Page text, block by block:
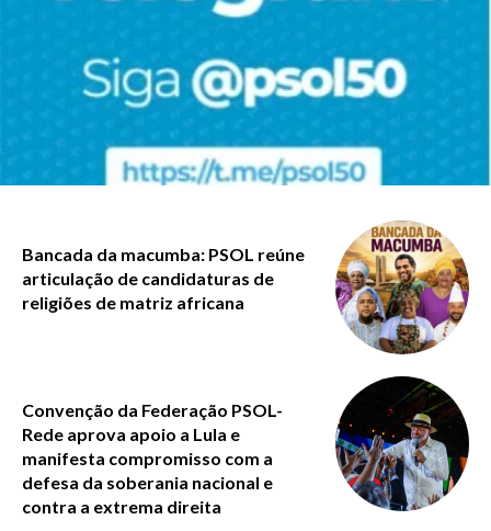
Bancada da macumba: PSOL reúne
articulação de candidaturas de
religiões de matriz africana
Convenção da Federação PSOL-
Rede aprova apoio a Lula e
manifesta compromisso com a
defesa da soberania nacional e
contra a extrema direita